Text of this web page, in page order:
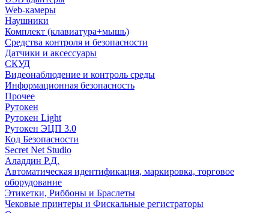
Web-камеры
Наушники
Комплект (клавиатура+мышь)
Средства контроля и безопасности
Датчики и аксессуары
СКУД
Видеонаблюдение и контроль среды
Информационная безопасность
Прочее
Рутокен
Рутокен Light
Рутокен ЭЦП 3.0
Код Безопасности
Secret Net Studio
Аладдин Р.Д.
Автоматическая идентификация, маркировка, торговое
оборудование
Этикетки, Риббоны и Браслеты
Чековые принтеры и Фискальные регистраторы